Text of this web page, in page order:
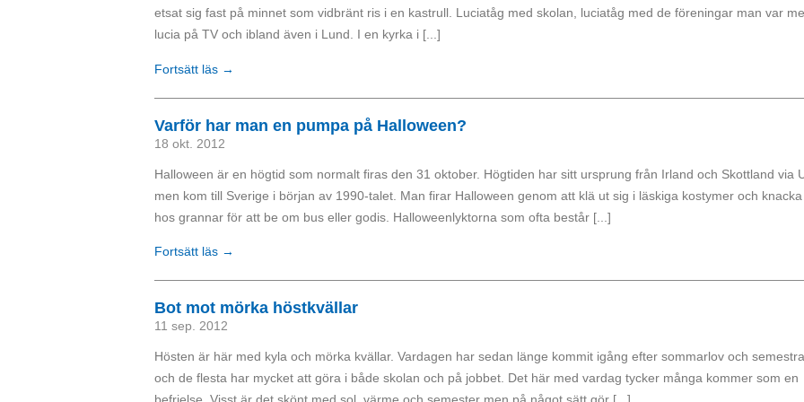
etsat sig fast på minnet som vidbränt ris i en kastrull. Luciatåg med skolan, luciatåg med de föreningar man var
lucia på TV och ibland även i Lund. I en kyrka i [...]
Fortsätt läs →
Varför har man en pumpa på Halloween?
18 okt. 2012
Halloween är en högtid som normalt firas den 31 oktober. Högtiden har sitt ursprung från Irland och Skottland via
men kom till Sverige i början av 1990-talet. Man firar Halloween genom att klä ut sig i läskiga kostymer och knacka
hos grannar för att be om bus eller godis. Halloweenlyktorna som ofta består [...]
Fortsätt läs →
Bot mot mörka höstkvällar
11 sep. 2012
Hösten är här med kyla och mörka kvällar. Vardagen har sedan länge kommit igång efter sommarlov och
och de flesta har mycket att göra i både skolan och på jobbet. Det här med vardag tycker många kommer som en